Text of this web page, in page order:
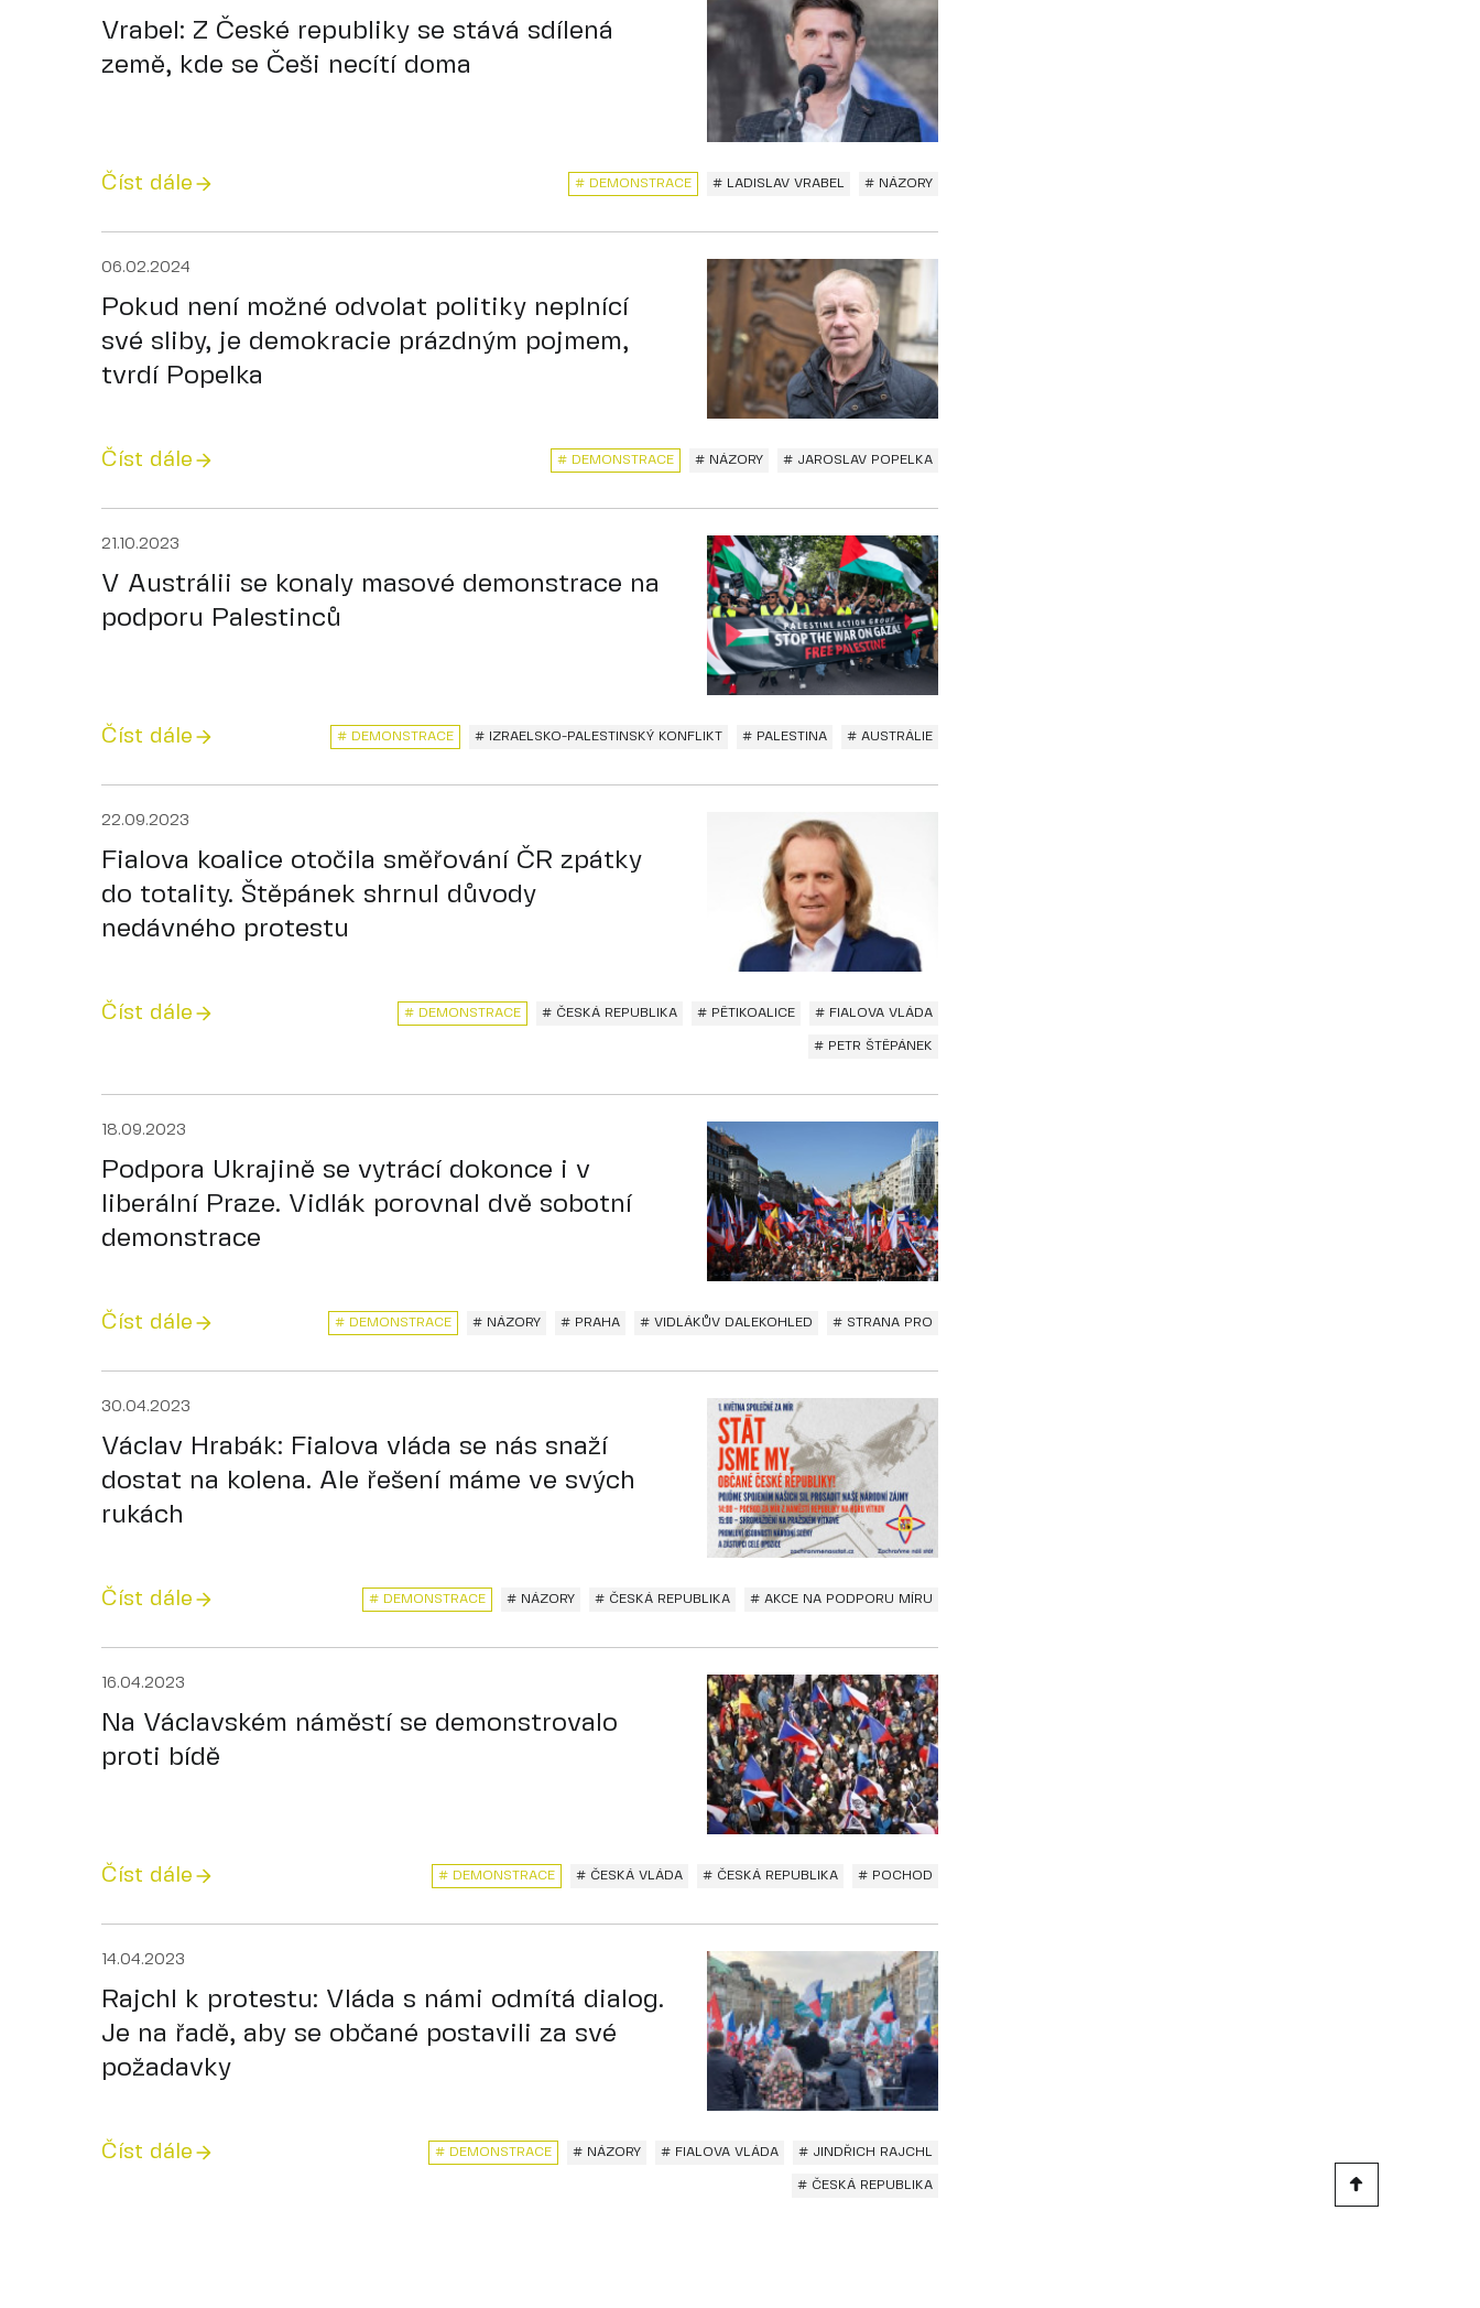
Vrabel: Z České republiky se stává sdílená
země, kde se Češi necítí doma
Číst dále # DEMONSTRACE # LADISLAV VRABEL # NÁZORY
06.02.2024
Pokud není možné odvolat politiky neplnící
své sliby, je demokracie prázdným pojmem,
tvrdí Popelka
Číst dále # DEMONSTRACE # NÁZORY # JAROSLAV POPELKA
21.10.2023
V Austrálii se konaly masové demonstrace na
podporu Palestinců
Číst dále # IZRAELSKO-PALESTINSKÝ KONFLIKT
# DEMONSTRACE # PALESTINA # AUSTRÁLIE
22.09.2023
Fialova koalice otočila směřování ČR zpátky
do totality. Štěpánek shrnul důvody
nedávného protestu
Číst dále # ČESKÁ REPUBLIKA
# DEMONSTRACE # PĚTIKOALICE # FIALOVA VLÁDA
# PETR ŠTĚPÁNEK
18.09.2023
Podpora Ukrajině se vytrácí dokonce i v
liberální Praze. Vidlák porovnal dvě sobotní
demonstrace
Číst dále # NÁZORY # PRAHA # VIDLÁKŮV DALEKOHLED # STRANA PRO
# DEMONSTRACE
30.04.2023
Václav Hrabák: Fialova vláda se nás snaží
dostat na kolena. Ale řešení máme ve svých
rukách
Číst dále # NÁZORY # ČESKÁ REPUBLIKA
# DEMONSTRACE # AKCE NA PODPORU MÍRU
16.04.2023
Na Václavském náměstí se demonstrovalo
proti bídě
Číst dále # ČESKÁ VLÁDA # ČESKÁ REPUBLIKA # POCHOD
# DEMONSTRACE
14.04.2023
Rajchl k protestu: Vláda s námi odmítá dialog.
Je na řadě, aby se občané postavili za své
požadavky
Číst dále # NÁZORY
# DEMONSTRACE # FIALOVA VLÁDA # JINDŘICH RAJCHL
# ČESKÁ REPUBLIKA